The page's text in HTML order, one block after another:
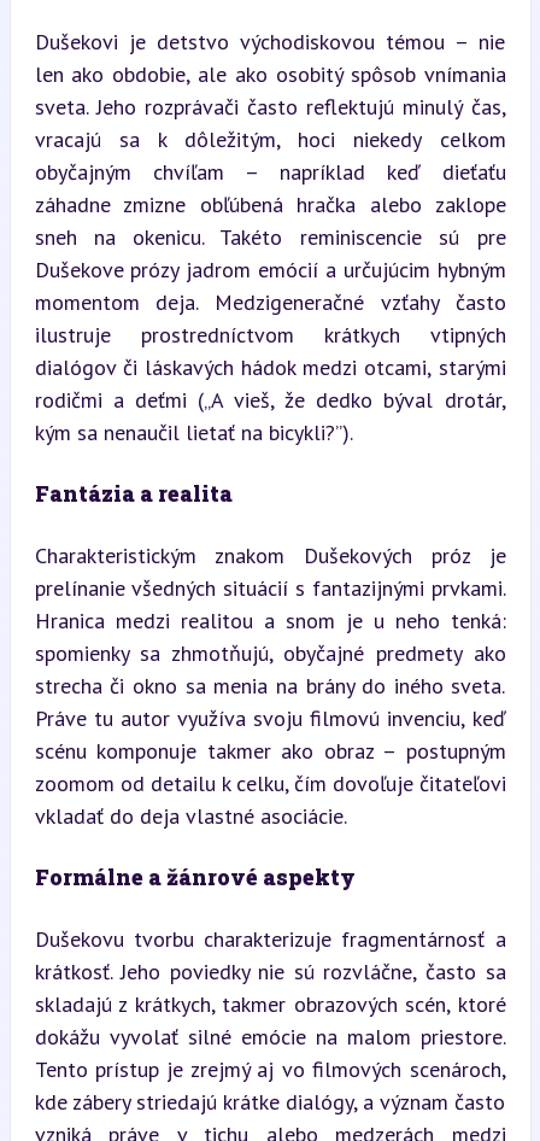
Dušekovi je detstvo východiskovou témou – nie
len ako obdobie, ale ako osobitý spôsob vnímania
sveta. Jeho rozprávači často reflektujú minulý čas,
vracajú sa k dôležitým, hoci niekedy celkom
obyčajným chvíľam – napríklad keď dieťaťu
záhadne zmizne obľúbená hračka alebo zaklope
sneh na okenicu. Takéto reminiscencie sú pre
Dušekove prózy jadrom emócií a určujúcim hybným
momentom deja. Medzigeneračné vzťahy často
ilustruje prostredníctvom krátkych vtipných
dialógov či láskavých hádok medzi otcami, starými
rodičmi a deťmi („A vieš, že dedko býval drotár,
kým sa nenaučil lietať na bicykli?”).
Fantázia a realita
Charakteristickým znakom Dušekových próz je
prelínanie všedných situácií s fantazijnými prvkami.
Hranica medzi realitou a snom je u neho tenká:
spomienky sa zhmotňujú, obyčajné predmety ako
strecha či okno sa menia na brány do iného sveta.
Práve tu autor využíva svoju filmovú invenciu, keď
scénu komponuje takmer ako obraz – postupným
zoomom od detailu k celku, čím dovoľuje čitateľovi
vkladať do deja vlastné asociácie.
Formálne a žánrové aspekty
Dušekovu tvorbu charakterizuje fragmentárnosť a
krátkosť. Jeho poviedky nie sú rozvláčne, často sa
skladajú z krátkych, takmer obrazových scén, ktoré
dokážu vyvolať silné emócie na malom priestore.
Tento prístup je zrejmý aj vo filmových scenároch,
kde zábery striedajú krátke dialógy, a význam často
vzniká práve v tichu alebo medzerách medzi